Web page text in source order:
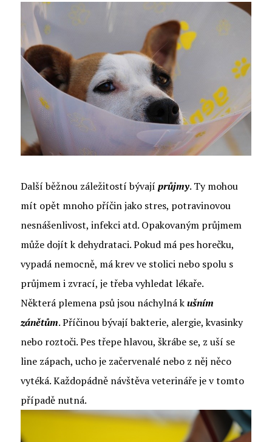
Další běžnou záležitostí bývají průjmy. Ty mohou
mít opět mnoho příčin jako stres, potravinovou
nesnášenlivost, infekci atd. Opakovaným průjmem
může dojít k dehydrataci. Pokud má pes horečku,
vypadá nemocně, má krev ve stolici nebo spolu s
průjmem i zvrací, je třeba vyhledat lékaře.
Některá plemena psů jsou náchylná kušním
zánětům. Příčinou bývají bakterie, alergie, kvasinky
nebo roztoči. Pes třepe hlavou, škrábe se, z uší se
line zápach, ucho je začervenalé nebo z něj něco
vytéká. Každopádně návštěva veterináře je v tomto
případě nutná.